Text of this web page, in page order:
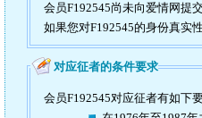
会员F192545尚未向爱情网提
如果您对F192545的身份真实
对应征者的条件要求
会员F192545对应征者有如下